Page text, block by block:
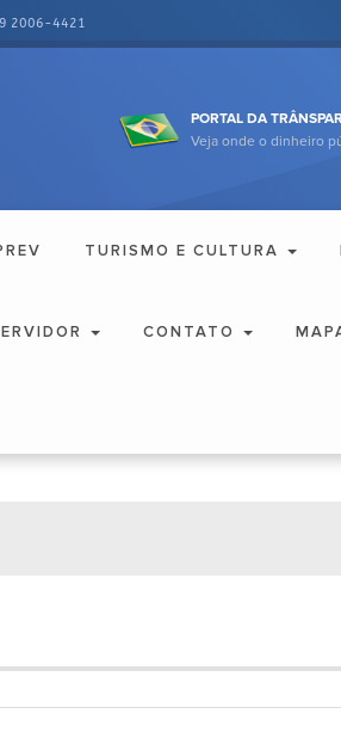
2006-4421
PORTAL DA
Veja onde o dinheiro
TURISMO E CULTURA
CONTATO